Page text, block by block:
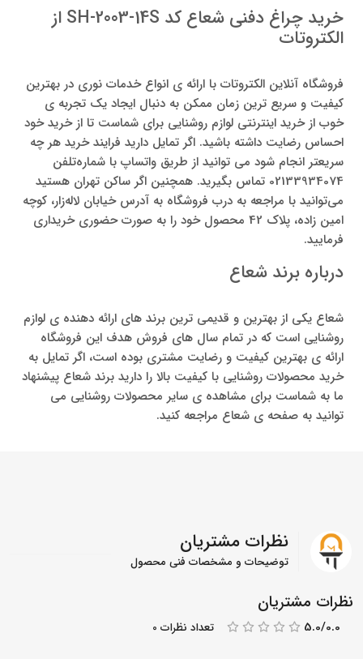
خرید چراغ دفنی شعاع کد SH-2003-14S از
الکتروتات
فروشگاه آنلاین الکتروتات با ارائه ی انواع خدمات نوری در بهترین
کیفیت و سریع ترین زمان ممکن به دنبال ایجاد یک تجربه ی
خوب از خرید اینترنتی لوازم روشنایی برای شماست تا از خرید خود
احساس رضایت داشته باشید. اگر تمایل دارید فرایند خرید هر چه
سریعتر انجام شود می توانید از طریق واتساپ با شماره‌تلفن
02133934074 تماس بگیرید. همچنین اگر ساکن تهران هستید
می‌توانید با مراجعه به درب فروشگاه به آدرس خیابان لاله‌زار، کوچه
امین زاده، پلاک 42 محصول خود را به صورت حضوری خریداری
فرمایید.
درباره برند شعاع
شعاع یکی از بهترین و قدیمی ترین برند های ارائه دهنده ی لوازم
روشنایی است که در تمام سال های فروش هدف این فروشگاه
ارائه ی بهترین کیفیت و رضایت مشتری بوده است، اگر تمایل به
خرید محصولات روشنایی با کیفیت بالا را دارید برند شعاع پیشنهاد
ما به شماست برای مشاهده ی سایر محصولات روشنایی می
توانید به صفحه ی شعاع مراجعه کنید.
نظرات مشتریان
توضیحات و مشخصات فنی محصول
نظرات مشتریان
5.0/0.0 تعداد نظرات 0